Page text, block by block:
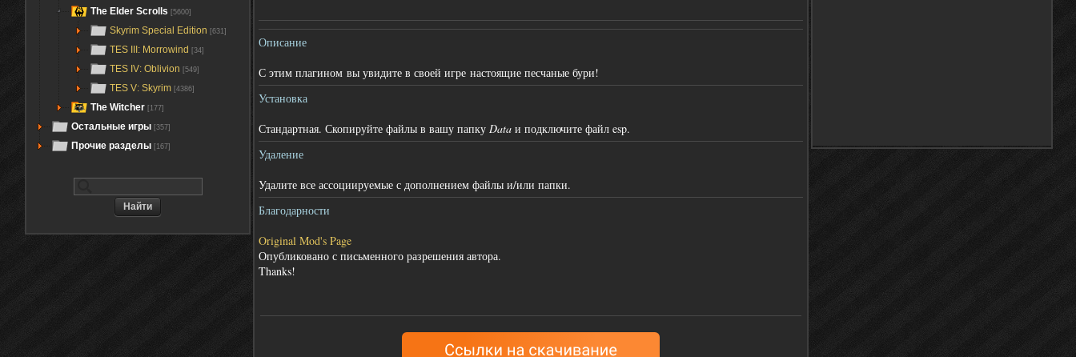
The Elder Scrolls [5600]
Skyrim Special Edition [631]
TES III: Morrowind [34]
TES IV: Oblivion [549]
TES V: Skyrim [4386]
The Witcher [177]
Остальные игры [357]
Прочие разделы [167]
Описание
С этим плагином вы увидите в своей игре настоящие песчаные бури!
Установка
Стандартная. Скопируйте файлы в вашу папку Data и подключите файл esp.
Удаление
Удалите все ассоциируемые с дополнением файлы и/или папки.
Благодарности
Original Mod's Page
Опубликовано с письменного разрешения автора.
Thanks!